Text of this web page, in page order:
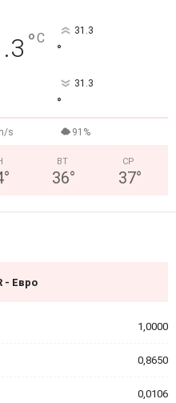
°C 31.3
°
31.3
°
s 91%
°
ВТ
36°
СР
37°
- Евро
1,0000
0,8650
0,0106